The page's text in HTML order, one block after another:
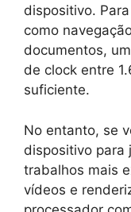
dispositivo.
como
documentos,
de clock entre
suficiente.
No entanto, se
dispositivo para
trabalhos mais
vídeos e